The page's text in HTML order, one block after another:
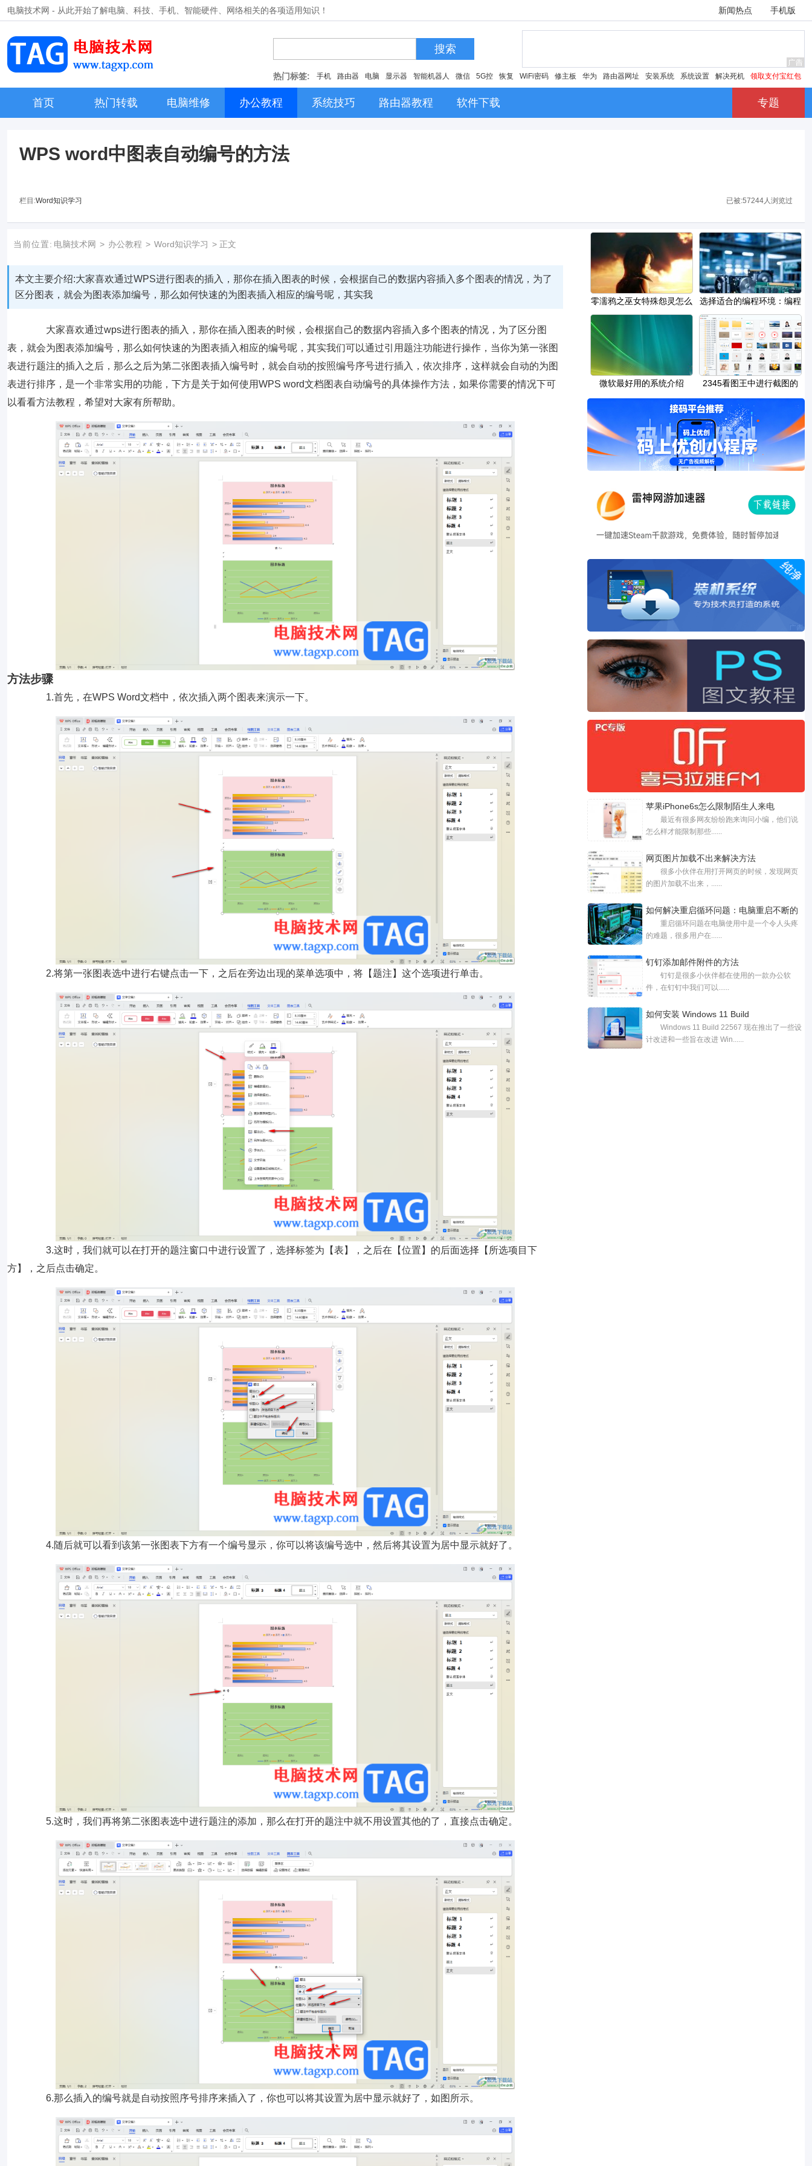
电脑技术网 - 从此开始了解电脑、科技、手机、智能硬件、网络相关的各项适用知识！ 新闻热点 手机版
搜索
热门标签: 手机 路由器 电脑 显示器 智能机器人 微信 5G控 恢复 WiFi密码 修主板 华为 路由器网址 安装系统 系统设置 解决死机 领取支付宝红包
首页 热门转载 电脑维修 办公教程 系统技巧 路由器教程 软件下载 专题
WPS word中图表自动编号的方法
栏目:Word知识学习 已被:57244人浏览过
当前位置: 电脑技术网 > 办公教程 > Word知识学习 > 正文
本文主要介绍:大家喜欢通过WPS进行图表的插入，那你在插入图表的时候，会根据自己的数据内容插入多个图表的情况，为了
区分图表，就会为图表添加编号，那么如何快速的为图表插入相应的编号呢，其实我
大家喜欢通过wps进行图表的插入，那你在插入图表的时候，会根据自己的数据内容插入多个图表的情况，为了区分图
表，就会为图表添加编号，那么如何快速的为图表插入相应的编号呢，其实我们可以通过引用题注功能进行操作，当你为第一张图
表进行题注的插入之后，那么之后为第二张图表插入编号时，就会自动的按照编号序号进行插入，依次排序，这样就会自动的为图
表进行排序，是一个非常实用的功能，下方是关于如何使用WPS word文档图表自动编号的具体操作方法，如果你需要的情况下可
以看看方法教程，希望对大家有所帮助。
方法步骤
1.首先，在WPS Word文档中，依次插入两个图表来演示一下。
2.将第一张图表选中进行右键点击一下，之后在旁边出现的菜单选项中，将【题注】这个选项进行单击。
3.这时，我们就可以在打开的题注窗口中进行设置了，选择标签为【表】，之后在【位置】的后面选择【所选项目下
方】，之后点击确定。
4.随后就可以看到该第一张图表下方有一个编号显示，你可以将该编号选中，然后将其设置为居中显示就好了。
5.这时，我们再将第二张图表选中进行题注的添加，那么在打开的题注中就不用设置其他的了，直接点击确定。
6.那么插入的编号就是自动按照序号排序来插入了，你也可以将其设置为居中显示就好了，如图所示。
零濡鸦之巫女特殊怨灵怎么
看取 特殊怨灵
选择适合的编程环境：编程
环境的选择对
微软最好用的系统介绍
2345看图王中进行截图的
方法教程
苹果iPhone6s怎么限制陌生人来电
最近有很多网友纷纷跑来询问小编，他们说
怎么样才能限制那些......
网页图片加载不出来解决方法
很多小伙伴在用打开网页的时候，发现网页
的图片加载不出来，......
如何解决重启循环问题：电脑重启不断的
重启循环问题在电脑使用中是一个令人头疼
的难题，很多用户在......
钉钉添加邮件附件的方法
钉钉是很多小伙伴都在使用的一款办公软
件，在钉钉中我们可以......
如何安装 Windows 11 Build
22567_Windows11 22567新
Windows 11 Build 22567 现在推出了一些设
计改进和一些旨在改进 Win......